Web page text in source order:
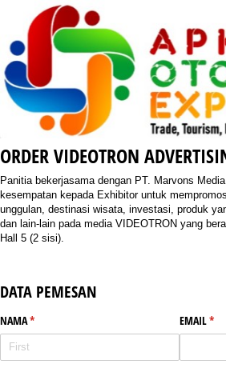
ORDER VIDEOTRON
Panitia bekerjasama dengan PT. Marvons
kesempatan kepada Exhibitor untuk
unggulan, destinasi wisata, investasi, produk
dan lain-lain pada media VIDEOTRON yang
Hall 5 (2 sisi).
DATA PEMESAN
NAMA*
(required) EMAIL*